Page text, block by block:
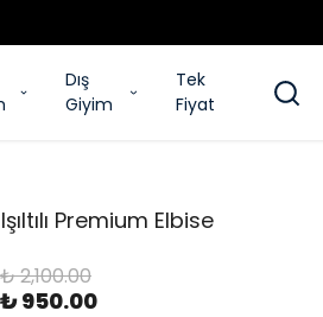
Dış
Giyim
Tek
Fiyat
Premium Elbise
₺ 2,100.00
₺ 950.00